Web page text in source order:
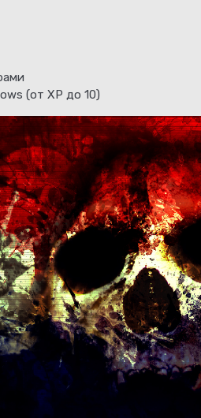
(от XP до 10)